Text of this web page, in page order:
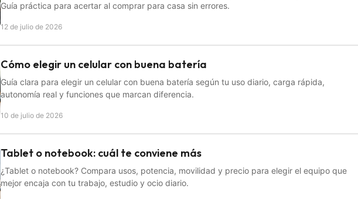
Guía práctica para acertar al comprar para casa sin errores.
12 de julio de 2026
Cómo elegir un celular con buena batería
Guía clara para elegir un celular con buena batería según tu uso diario, carga rápida,
autonomía real y funciones que marcan diferencia.
10 de julio de 2026
Tablet o notebook: cuál te conviene más
¿Tablet o notebook? Compara usos, potencia, movilidad y precio para elegir el equipo que
mejor encaja con tu trabajo, estudio y ocio diario.